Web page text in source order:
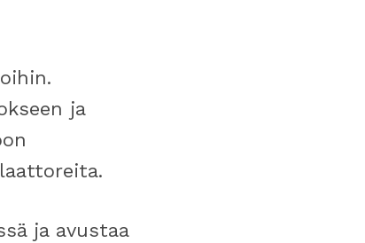
ja
ja avustaa